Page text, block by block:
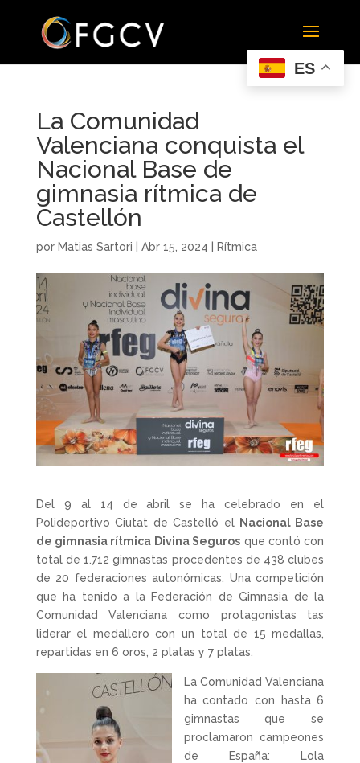
La Comunidad
Valenciana conquista el
Nacional Base de
gimnasia rítmica de
Castellón
por Matias Sartori Abr 15, 2024 Rítmica
Del 9 al 14 de abril se ha celebrado en el
Polideportivo Ciutat de Castelló el Nacional Base
de gimnasia rítmica Divina Seguros que contó con
total de 1.712 gimnastas procedentes de 438 clubes
de 20 federaciones autonómicas.
Una competición
que ha tenido a la Federación de Gimnasia de la
Comunidad Valenciana como protagonistas tas
liderar el medallero con un total de 15 medallas,
repartidas en 6 oros, 2 platas y 7 platas.
La Comunidad Valenciana
ha contado con hasta 6
gimnastas que se
proclamaron campeones
de España: Lola
ES